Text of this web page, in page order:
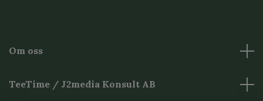
Om oss
TeeTime / J2media Konsult AB